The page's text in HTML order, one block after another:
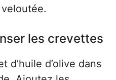
les crevettes
d’huile d’olive dans